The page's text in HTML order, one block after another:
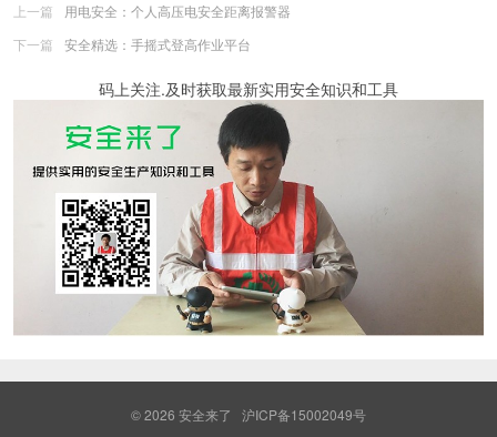
上一篇
用电安全：个人高压电安全距离报警器
下一篇
安全精选：手摇式登高作业平台
码上关注.及时获取最新实用安全知识和工具
© 2026 安全来了 沪ICP备15002049号